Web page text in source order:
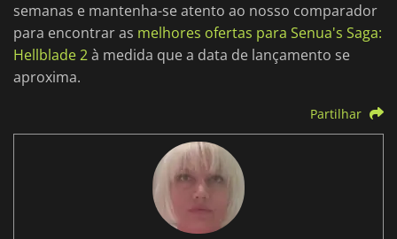
semanas e mantenha-se atento ao nosso comparador
para encontrar as melhores ofertas para Senua's Saga:
Hellblade 2à medida que a data de lançamento se
aproxima.
Partilhar